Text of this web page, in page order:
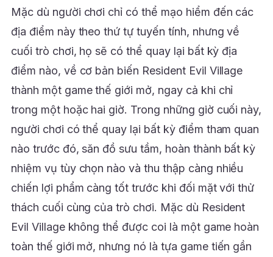
Mặc dù người chơi chỉ có thể mạo hiểm đến các
địa điểm này theo thứ tự tuyến tính, nhưng về
cuối trò chơi, họ sẽ có thể quay lại bất kỳ địa
điểm nào, về cơ bản biến Resident Evil Village
thành một game thế giới mở, ngay cả khi chỉ
trong một hoặc hai giờ. Trong những giờ cuối này,
người chơi có thể quay lại bất kỳ điểm tham quan
nào trước đó, săn đồ sưu tầm, hoàn thành bất kỳ
nhiệm vụ tùy chọn nào và thu thập càng nhiều
chiến lợi phẩm càng tốt trước khi đối mặt với thử
thách cuối cùng của trò chơi. Mặc dù Resident
Evil Village không thể được coi là một game hoàn
toàn thế giới mở, nhưng nó là tựa game tiến gần